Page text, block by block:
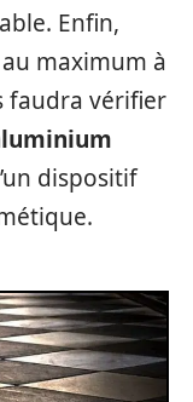
Enfin,
maximum à
faudra vérifier
dispositif